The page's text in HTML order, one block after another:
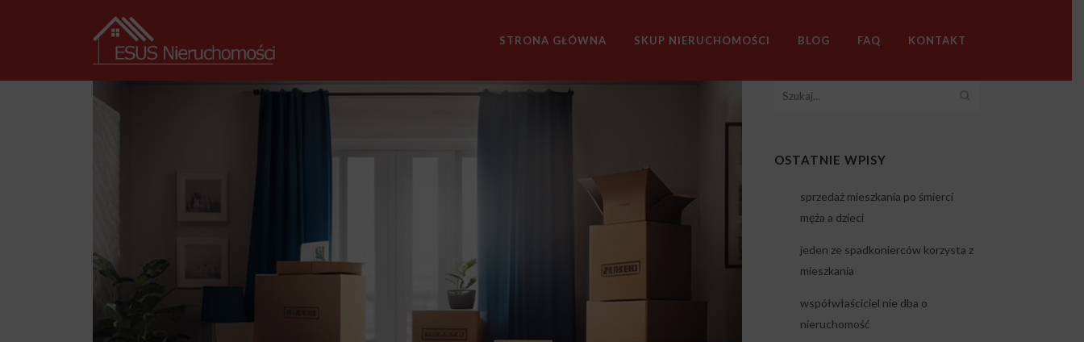
STRONA GŁÓWNA SKUP NIERUCHOMOŚCI BLOG FAQ KONTAKT
OSTATNIE WPISY
sprzedaż mieszkania po śmierci
męża a dzieci
jeden ze spadkonierców korzysta z
mieszkania
współwłaściciel nie dba o
nieruchomość